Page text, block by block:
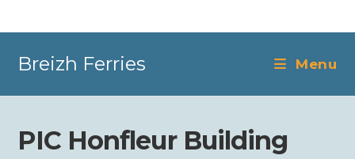
Breizh Ferries Menu
PIC Honfleur Building